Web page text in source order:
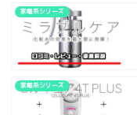
家電系シリーズ
家電系シリーズ